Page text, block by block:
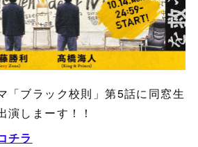
「ブラック校則」第5話に同窓生
演しまーす！！
チラ